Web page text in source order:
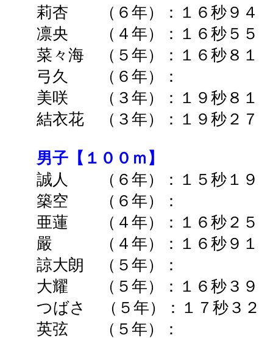
莉杏 （６年）：１６秒９
凛央 （４年）：１６秒５
菜々海 （５年）：１６秒８
弓久 （６年）： ➡
美咲 （３年）：１９秒８
結衣花 （３年）：１９秒２
男子【１００ｍ】
誠人 （６年）：１５秒１
築空 （６年）： ➡
亜蓮 （４年）：１６秒２
嚴 （４年）：１６秒９１
諒大朗 （５年）： ➡
大耀 （５年）：１６秒３
つばさ （５年）：１７秒
英弦 （５年）：